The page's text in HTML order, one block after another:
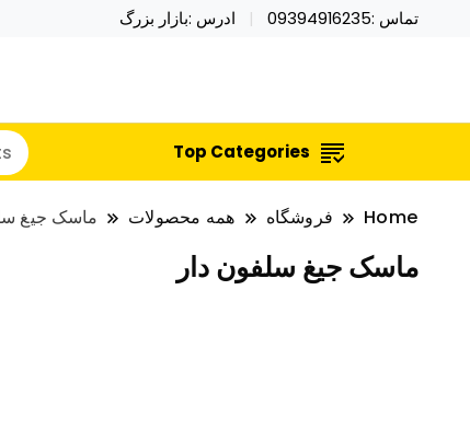
تماس :09394916235 ادرس :بازار بزرگ
نایکر توی فروش عمده لوازم
خرید محصولات خاص فیجت اسباب بازی تراول
Top Categories
Home فروشگاه همه محصولات ماسک جیغ
ماسک جیغ سلفون دار